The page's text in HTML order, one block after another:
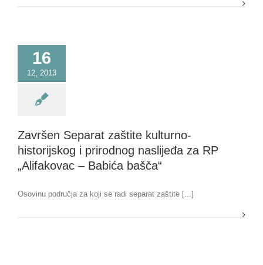
16
12, 2013
Završen Separat zaštite kulturno-
historijskog i prirodnog naslijeđa za RP
„Alifakovac – Babića bašča“
Osovinu područja za koji se radi separat zaštite [...]